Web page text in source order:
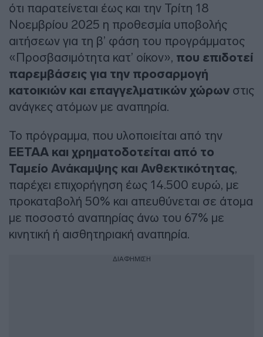
ότι παρατείνεται έως και την Τρίτη 18
Νοεμβρίου 2025 η προθεσμία υποβολής
αιτήσεων για τη β’ φάση του προγράμματος
«Προσβασιμότητα κατ’ οίκον», που επιδοτεί
παρεμβάσεις για την προσαρμογή
κατοικιών και επαγγελματικών χώρων στις
ανάγκες ατόμων με αναπηρία.
Το πρόγραμμα, που υλοποιείται από την
ΕΕΤΑΑ και χρηματοδοτείται από το
Ταμείο Ανάκαμψης και Ανθεκτικότητας,
παρέχει επιχορήγηση έως 14.500 ευρώ, με
προκαταβολή 50% και απευθύνεται σε άτομα
με ποσοστό αναπηρίας άνω του 67% με
κινητική ή αισθητηριακή αναπηρία.
ΔΙΑΦΗΜΙΣΗ